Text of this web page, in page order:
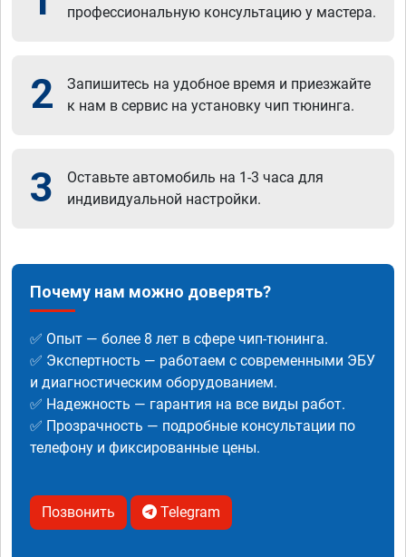
профессиональную консультацию у мастера.
2
Запишитесь на удобное время и приезжайте
к нам в сервис на установку чип тюнинга.
3
Оставьте автомобиль на 1-3 часа для
индивидуальной настройки.
Почему нам можно доверять?
✅ Опыт — более 8 лет в сфере чип-тюнинга.
✅ Экспертность — работаем с современными ЭБУ
и диагностическим оборудованием.
✅ Надежность — гарантия на все виды работ.
✅ Прозрачность — подробные консультации по
телефону и фиксированные цены.
Позвонить Telegram